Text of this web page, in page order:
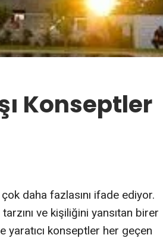
Konseptler
daha fazlasını ifade ediyor.
ve kişiliğini yansıtan birer
yaratıcı konseptler her geçen